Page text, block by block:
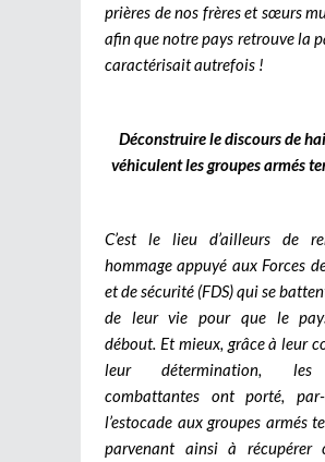
prières de nos frères et sœurs
afin que notre pays retrouve la
caractérisait autrefois !
Déconstruire le discours de
véhiculent les groupes armés
C’est le lieu d’ailleurs de
hommage appuyé aux Forces
et de sécurité (FDS) qui se
de leur vie pour que le
débout. Et mieux, grâce à leur
leur détermination, les
combattantes ont porté, par-
l’estocade aux groupes armés
parvenant ainsi à récupérer